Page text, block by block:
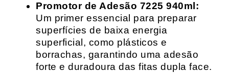
Promotor de Adesão 7225 940ml:
Um primer essencial para preparar
superfícies de baixa energia
superficial, como plásticos e
borrachas, garantindo uma adesão
forte e duradoura das fitas dupla face.